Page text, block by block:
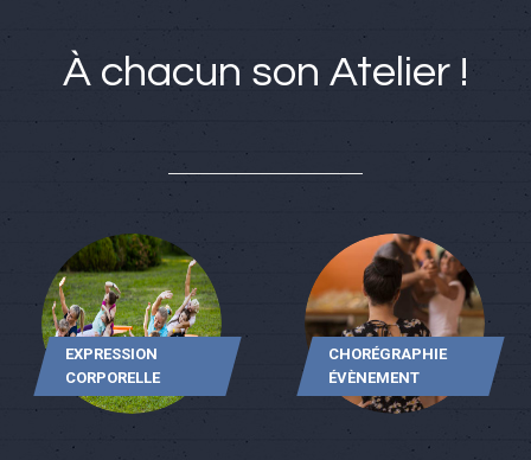
À chacun son Atelier !
EXPRESSION
CORPORELLE
CHORÉGRAPHIE
ÉVÈNEMENT